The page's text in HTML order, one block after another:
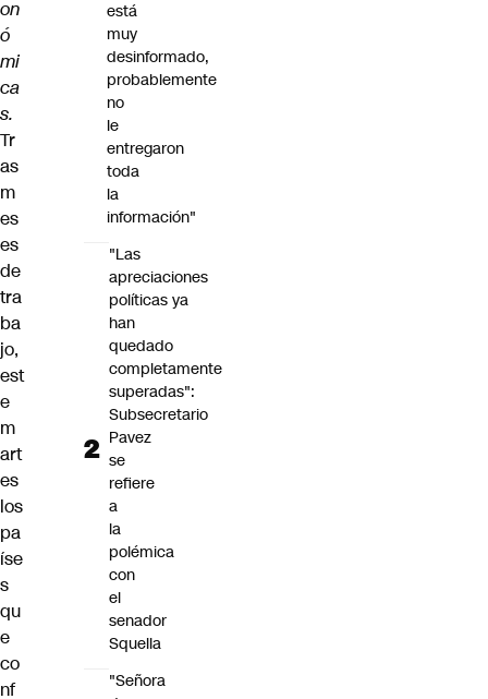
on
ó
mi
ca
s.
Tr
as
m
es
es
de
tra
ba
jo,
est
e
m
art
es
los
pa
íse
s
qu
e
co
nf
está
muy
desinformado,
probablemente
no
le
entregaron
toda
la
información"
"Las
apreciaciones
políticas ya
han
quedado
completamente
superadas":
Subsecretario
Pavez
se
refiere
a
la
polémica
con
el
senador
Squella
"Señora